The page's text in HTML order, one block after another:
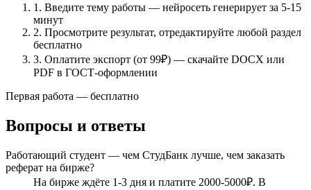
1. Введите тему работы — нейросеть генерирует за 5-15
минут
2. Просмотрите результат, отредактируйте любой раздел
бесплатно
3. Оплатите экспорт (от 99₽) — скачайте DOCX или
PDF в ГОСТ-оформлении
Первая работа — бесплатно
Вопросы и ответы
Работающий студент — чем СтудБанк лучше, чем заказать
реферат на бирже?
На бирже ждёте 1-3 дня и платите 2000-5000₽. В